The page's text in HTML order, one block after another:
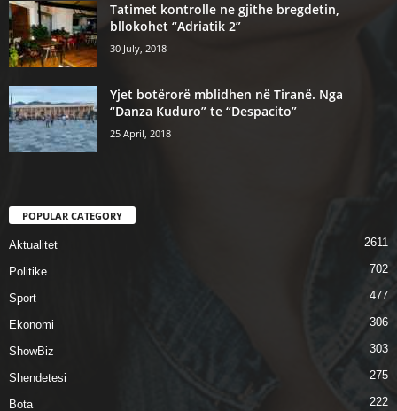
Tatimet kontrolle ne gjithe bregdetin,
bllokohet “Adriatik 2”
30 July, 2018
Yjet botërorë mblidhen në Tiranë. Nga
“Danza Kuduro” te “Despacito”
25 April, 2018
POPULAR CATEGORY
Aktualitet 2611
Politike 702
Sport 477
Ekonomi 306
ShowBiz 303
Shendetesi 275
Bota 222